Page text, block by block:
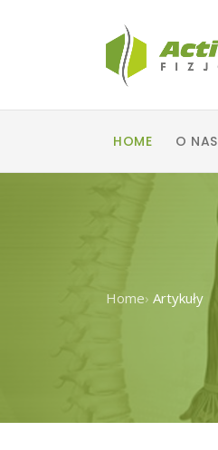
HOME O NAS
Home› Artykuły